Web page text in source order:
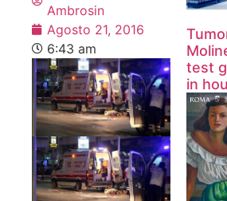
Ambrosin
Agosto 21, 2016
6:43 am
test
in